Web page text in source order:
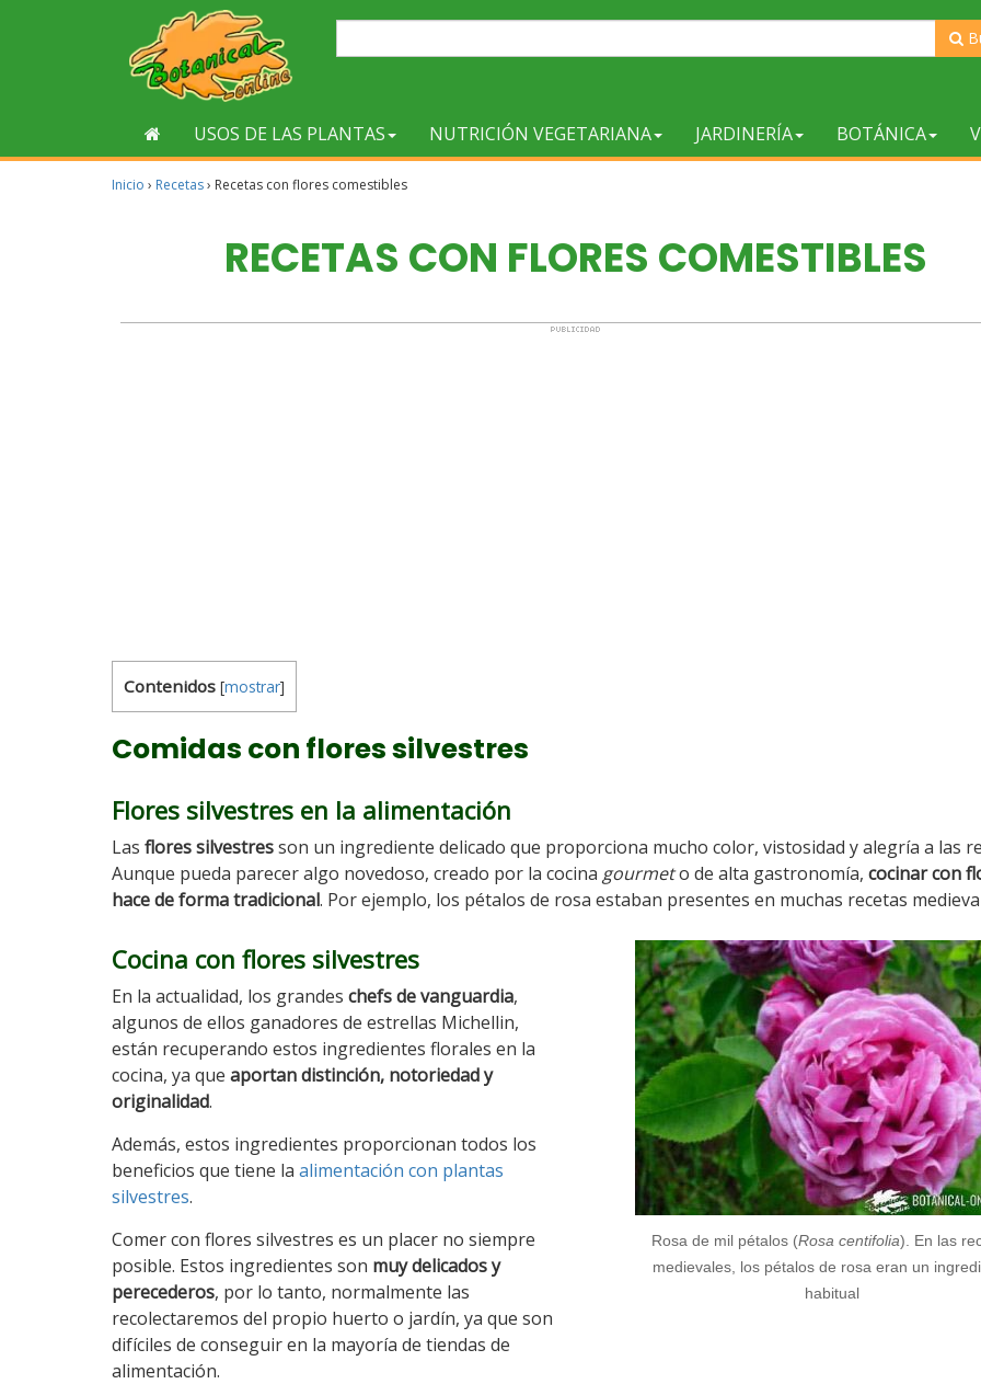
USOS DE LAS PLANTAS NUTRICIÓN VEGETARIANA JARDINERÍA BOTÁNICA
Inicio › Recetas› Recetas con flores comestibles
RECETAS CON FLORES COMESTIBLES
Contenidos [mostrar]
Comidas con flores silvestres
Flores silvestres en la alimentación
Las flores silvestresson un ingrediente delicado que proporciona mucho color, vistosidad y alegría a las
Aunque pueda parecer algo novedoso, creado por la cocina gourmeto de alta gastronomía, cocinar con
hace de forma tradicional. Por ejemplo, los pétalos de rosa estaban presentes en muchas recetas
Rosa de mil pétalos (Rosa centifolia). En las
medievales, los pétalos de rosa eran un
habitual
Cocina con flores silvestres
En la actualidad, los grandes chefs de vanguardia,
algunos de ellos ganadores de estrellas Michellin,
están recuperando estos ingredientes florales en la
cocina, ya que aportan distinción, notoriedad y
originalidad.
Además, estos ingredientes proporcionan todos los
beneficios que tiene la alimentación con plantas
silvestres.
Comer con flores silvestres es un placer no siempre
posible. Estos ingredientes son muy delicados y
perecederos, por lo tanto, normalmente las
recolectaremos del propio huerto o jardín, ya que son
difíciles de conseguir en la mayoría de tiendas de
alimentación.